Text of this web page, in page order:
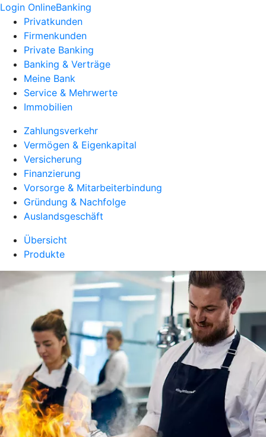
Login OnlineBanking
Privatkunden
Firmenkunden
Private Banking
Banking & Verträge
Meine Bank
Service & Mehrwerte
Immobilien
Zahlungsverkehr
Vermögen & Eigenkapital
Versicherung
Finanzierung
Vorsorge & Mitarbeiterbindung
Gründung & Nachfolge
Auslandsgeschäft
Übersicht
Produkte